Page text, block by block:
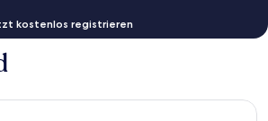
kostenlos registrieren